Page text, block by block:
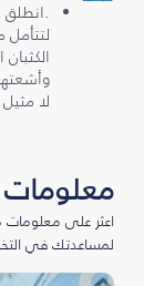
.انطلق
لا
اعثر على معلومات
لمساعدتك في